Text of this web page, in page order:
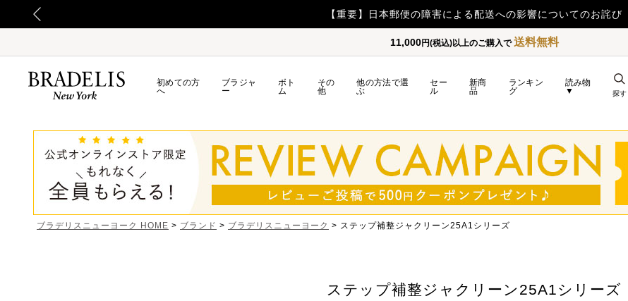
【重要】日本郵便の障害による配送への影響についてのお詫び
11,000円(税込)以上のご購入で送料無料
初めての方
へ
ブラジャ
ー
ボト
ム
その
他
他の方法で選
ぶ
セー
ル
新商
品
ランキン
グ
読み物
▼
探す
ブラデリスニューヨーク HOME ブランド ブラデリスニューヨーク ステップ補整ジャクリーン25A1シリーズ
ステップ補整ジャクリーン25A1シリーズ